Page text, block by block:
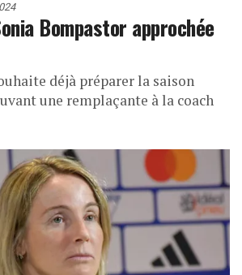
Bompastor approchée
déjà préparer la saison
une remplaçante à la coach